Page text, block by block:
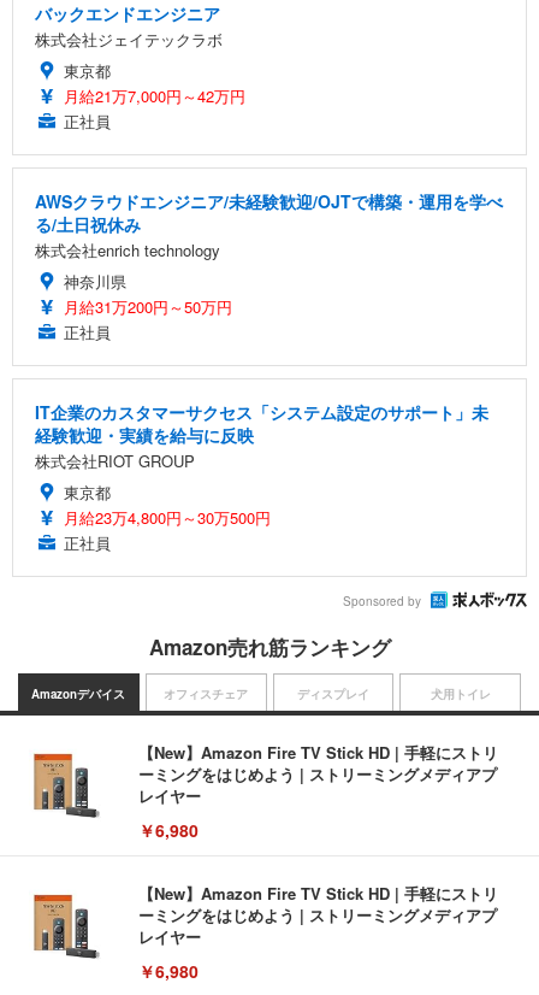
バックエンドエンジニア
株式会社ジェイテックラボ
東京都
月給21万7,000円～42万円
正社員
AWSクラウドエンジニア/未経験歓迎/OJTで構築・運用を学べ
る/土日祝休み
株式会社enrich technology
神奈川県
月給31万200円～50万円
正社員
IT企業のカスタマーサクセス「システム設定のサポート」未
経験歓迎・実績を給与に反映
株式会社RIOT GROUP
東京都
月給23万4,800円～30万500円
正社員
Sponsored by
Amazon売れ筋ランキング
Amazonデバイス
【New】Amazon Fire TV Stick HD | 手軽にストリ
ーミングをはじめよう | ストリーミングメディアプ
レイヤー
￥6,980
【New】Amazon Fire TV Stick HD | 手軽にストリ
ーミングをはじめよう | ストリーミングメディアプ
レイヤー
￥6,980
オフィスチェア ディスプレイ 犬用トイレ